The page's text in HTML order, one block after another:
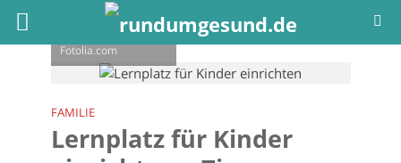
Fotolia.com
FAMILIE
Lernplatz für Kinder